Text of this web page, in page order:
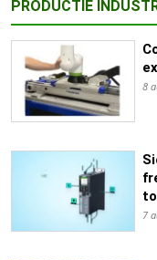
PRODUCTIE
8
7